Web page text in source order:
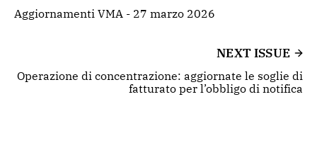
Aggiornamenti VMA - 27 marzo 2026
NEXT ISSUE
Operazione di concentrazione: aggiornate le soglie di
fatturato per l’obbligo di notifica